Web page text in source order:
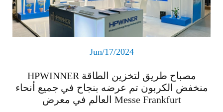
Jun/17/2024
HPWINNER مصباح طريق لتخزين الطاقة
منخفض الكربون تم عرضه بنجاح في جميع أنحاء
العالم في معرض Messe Frankfurtاقرأ المزيد